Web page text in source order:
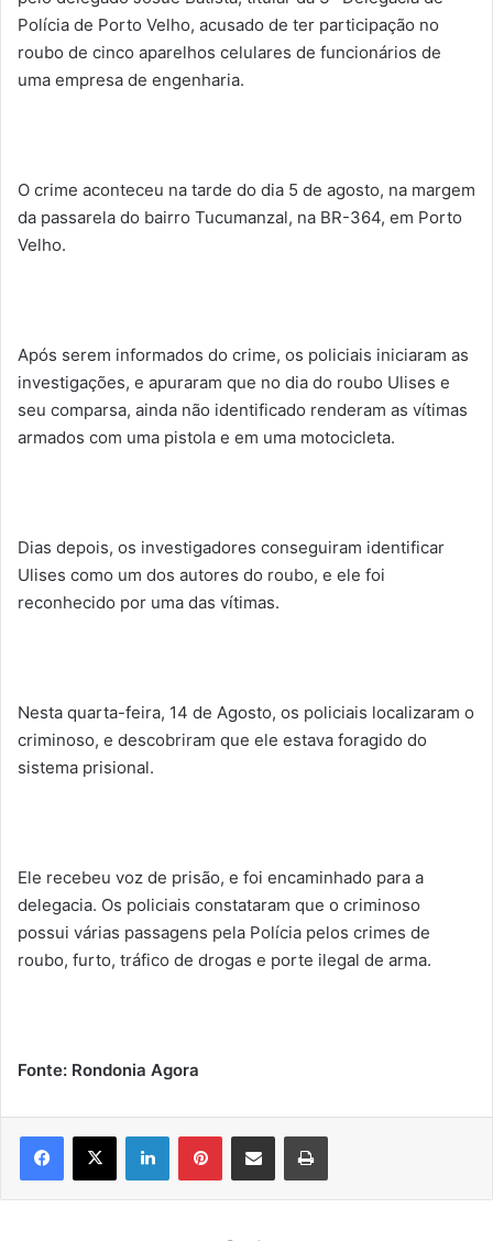
Polícia de Porto Velho, acusado de ter participação no
roubo de cinco aparelhos celulares de funcionários de
uma empresa de engenharia.
O crime aconteceu na tarde do dia 5 de agosto, na margem
da passarela do bairro Tucumanzal, na BR-364, em Porto
Velho.
Após serem informados do crime, os policiais iniciaram as
investigações, e apuraram que no dia do roubo Ulises e
seu comparsa, ainda não identificado renderam as vítimas
armados com uma pistola e em uma motocicleta.
Dias depois, os investigadores conseguiram identificar
Ulises como um dos autores do roubo, e ele foi
reconhecido por uma das vítimas.
Nesta quarta-feira, 14 de Agosto, os policiais localizaram o
criminoso, e descobriram que ele estava foragido do
sistema prisional.
Ele recebeu voz de prisão, e foi encaminhado para a
delegacia. Os policiais constataram que o criminoso
possui várias passagens pela Polícia pelos crimes de
roubo, furto, tráfico de drogas e porte ilegal de arma.
Fonte: Rondonia Agora